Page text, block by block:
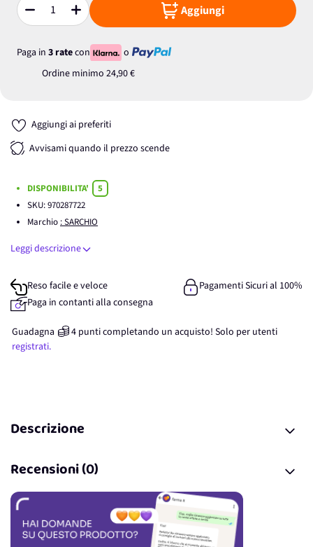
Quantità Aggiungi
Paga in 3 ratecon
o
Ordine minimo 24,90 €
Aggiungi ai preferiti
Avvisami quando il prezzo scende
DISPONIBILITA'
5
SKU:970287722
Marchio : SARCHIO
Leggi descrizione
Reso facile e veloce
Pagamenti Sicuri al 100%
Paga in contanti alla consegna
Guadagna 4 punticompletando un acquisto! Solo per utenti
registrati.
Descrizione
Recensioni (0)